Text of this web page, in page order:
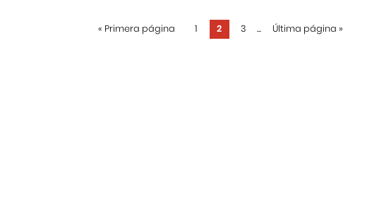
« Primera página 1 2 3 ... Última página »